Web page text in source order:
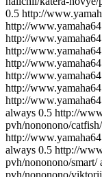
0.5 http://
http://
http://
http://
http://
http://
http://
http://
always 0.5 http://
pvh/nononono/catfish/
http://
always 0.5 http://
pvh/nononono/smart/
pvh/nononono/